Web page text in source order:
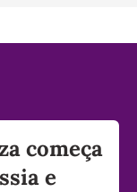
começa
e